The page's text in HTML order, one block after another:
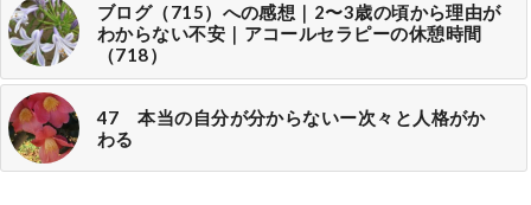
ブログ（715）への感想｜2〜3歳の頃から理由が
わからない不安｜アコールセラピーの休憩時間
（718）
47 本当の自分が分からないー次々と人格がか
わる